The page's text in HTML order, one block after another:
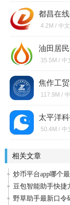
都昌在
4.2M / 中
油田居
35.5M / 中
焦作工
117.9M /
太平洋
50.4M / 中
相关文章
炒币平台app哪个
豆包智能助手快捷
野草助手最新口令